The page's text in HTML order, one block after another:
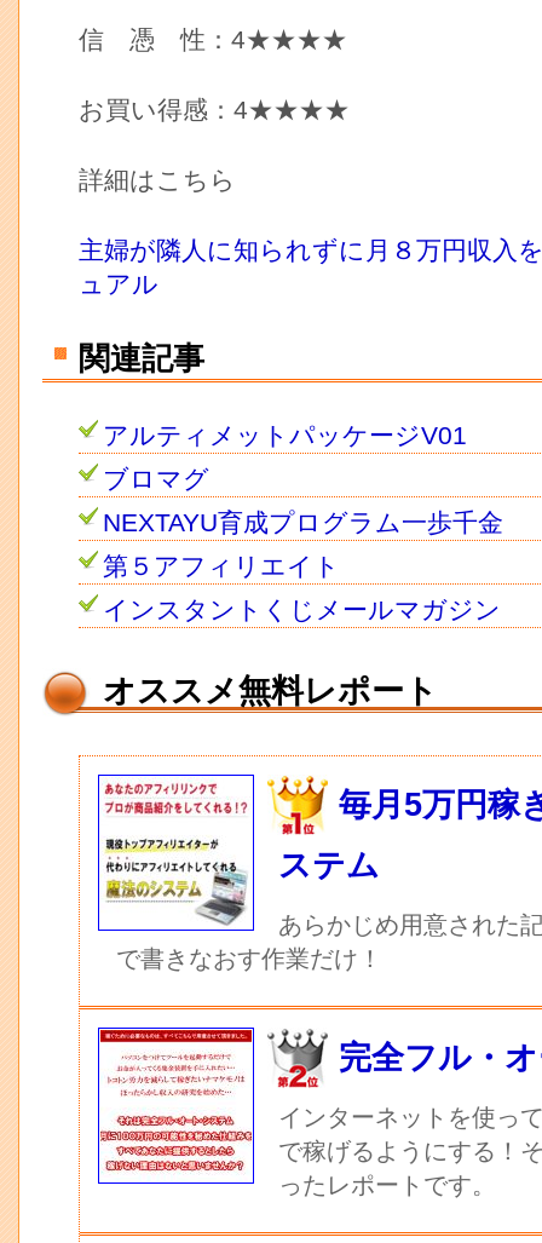
信 憑 性：4★★★★
お買い得感：4★★★★
詳細はこちら
主婦が隣人に知られずに月８万円収入
ュアル
関連記事
アルティメットパッケージV01
ブロマグ
NEXTAYU育成プログラム一歩千金
第５アフィリエイト
インスタントくじメールマガジン
オススメ無料レポート
毎月5万円稼
ステム
あらかじめ用意された
で書きなおす作業だけ！
完全フル・
インターネットを使っ
で稼げるようにする！
ったレポートです。